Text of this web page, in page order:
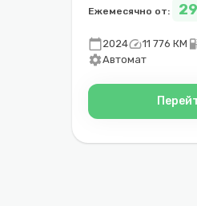
Ежемесячно от:
calendar_today2024speed11 776 КМ
settingsАвтомат